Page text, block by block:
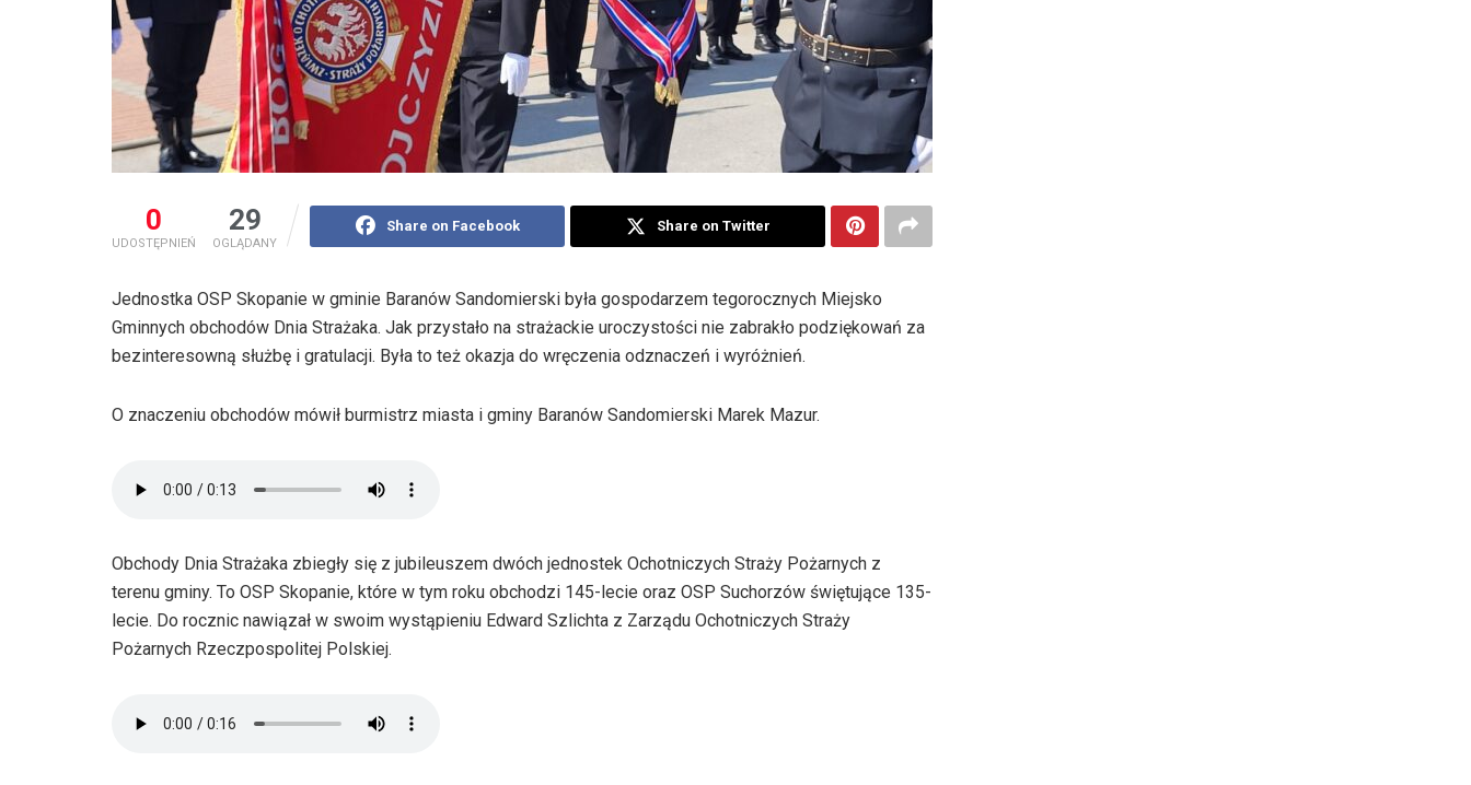
0
UDOSTĘPNIEŃ
29
OGLĄDANY
Share on Facebook Share on Twitter
Jednostka OSP Skopanie w gminie Baranów Sandomierski była gospodarzem tegorocznych Miejsko
Gminnych obchodów Dnia Strażaka. Jak przystało na strażackie uroczystości nie zabrakło podziękowań za
bezinteresowną służbę i gratulacji. Była to też okazja do wręczenia odznaczeń i wyróżnień.
O znaczeniu obchodów mówił burmistrz miasta i gminy Baranów Sandomierski Marek Mazur.
Obchody Dnia Strażaka zbiegły się z jubileuszem dwóch jednostek Ochotniczych Straży Pożarnych z
terenu gminy. To OSP Skopanie, które w tym roku obchodzi 145-lecie oraz OSP Suchorzów świętujące 135-
lecie. Do rocznic nawiązał w swoim wystąpieniu Edward Szlichta z Zarządu Ochotniczych Straży
Pożarnych Rzeczpospolitej Polskiej.